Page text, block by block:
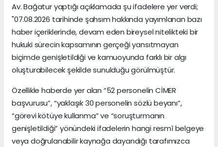
Av. Bağatur yaptığı açıklamada şu ifadelere yer verdi;
"07.08.2026 tarihinde şahsım hakkında yayımlanan bazı
haber içeriklerinde, devam eden bireysel nitelikteki bir
hukuki sürecin kapsamının gerçeği yansıtmayan
biçimde genişletildiği ve kamuoyunda farklı bir algı
oluşturabilecek şekilde sunulduğu görülmüştür.
Özellikle haberde yer alan “52 personelin CİMER
başvurusu”, “yaklaşık 30 personelin sözlü beyanı”,
“görevi kötüye kullanma” ve “soruşturmanın
genişletildiği” yönündeki ifadelerin hangi resmî belgeye
veya doğrulanabilir kaynağa dayandığı tarafımızca